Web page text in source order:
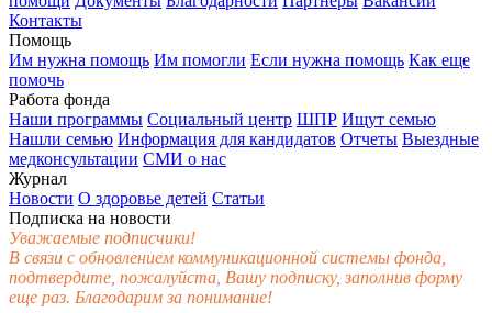
Контакты
Помощь
Им нужна помощь Им помогли Если нужна помощь Как еще
помочь
Работа фонда
Наши программы Социальный центр ШПР Ищут семью
Нашли семью Информация для кандидатов Отчеты Выездные
медконсультации СМИ о нас
Журнал
Новости О здоровье детей Статьи
Подписка на новости
Уважаемые подписчики!
В связи с обновлением коммуникационной системы фонда,
подтвердите, пожалуйста, Вашу подписку, заполнив форму
еще раз. Благодарим за понимание!